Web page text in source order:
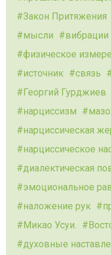
Закон Притяжения
мысли
вибрации
физическое
источник
связь
Георгий Гурджиев
нарциссизм
нарциссическая
нарциссическое
диалектическая
эмоциональное
наложение рук
Микао Усуи.
духовные